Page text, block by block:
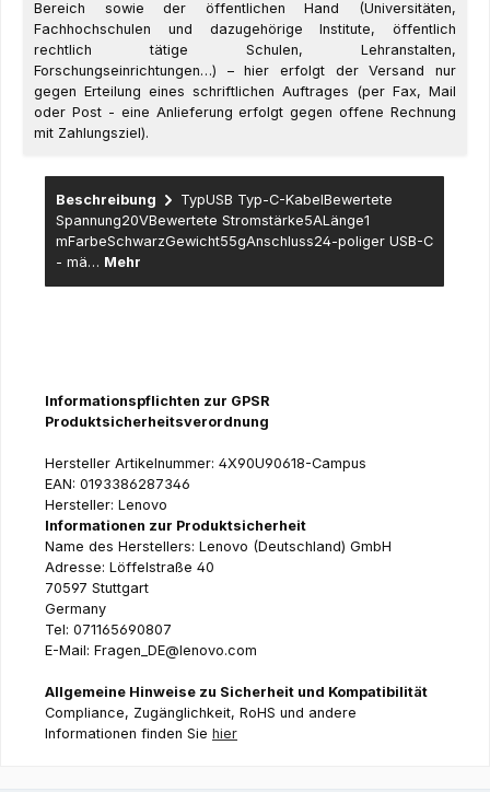
Bereich sowie der öffentlichen Hand (Universitäten,
Fachhochschulen und dazugehörige Institute, öffentlich
rechtlich tätige Schulen, Lehranstalten,
Forschungseinrichtungen…) – hier erfolgt der Versand nur
gegen Erteilung eines schriftlichen Auftrages (per Fax, Mail
oder Post - eine Anlieferung erfolgt gegen offene Rechnung
mit Zahlungsziel).
Beschreibung
TypUSB Typ-C-KabelBewertete
Spannung20VBewertete Stromstärke5ALänge1
mFarbeSchwarzGewicht55gAnschluss24-poliger USB-C
- mä… Mehr
Informationspflichten zur GPSR
Produktsicherheitsverordnung
Hersteller Artikelnummer: 4X90U90618-Campus
EAN: 0193386287346
Hersteller: Lenovo
Informationen zur Produktsicherheit
Name des Herstellers: Lenovo (Deutschland) GmbH
Adresse: Löffelstraße 40
70597 Stuttgart
Germany
Tel: 071165690807
E-Mail: Fragen_DE@lenovo.com
Allgemeine Hinweise zu Sicherheit und Kompatibilität
Compliance, Zugänglichkeit, RoHS und andere
Informationen finden Sie hier